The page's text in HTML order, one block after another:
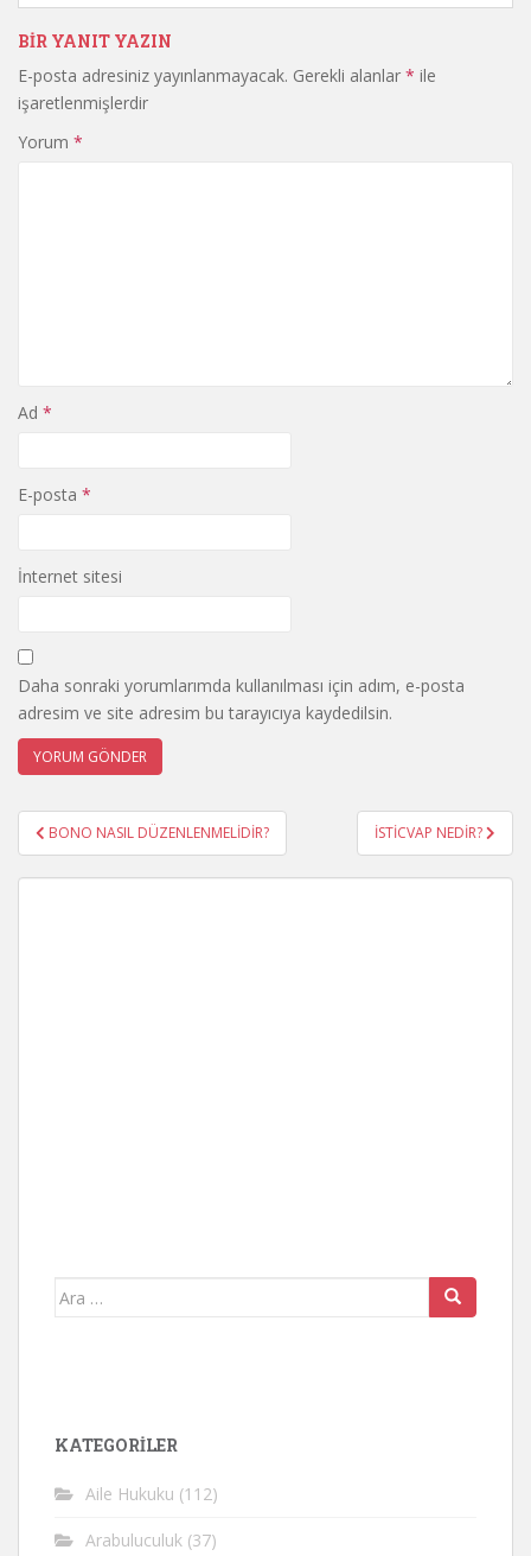
BIR YANIT YAZIN
E-posta adresiniz yayınlanmayacak. Gerekli alanlar * ile
işaretlenmişlerdir
Yorum *
Ad *
E-posta *
İnternet sitesi
Daha sonraki yorumlarımda kullanılması için adım, e-posta
adresim ve site adresim bu tarayıcıya kaydedilsin.
Yazı
gezinmesi
BONO NASIL DÜZENLENMELİDİR? İSTİCVAP NEDİR?
Arama
KATEGORİLER
Aile Hukuku (112)
Arabuluculuk (37)